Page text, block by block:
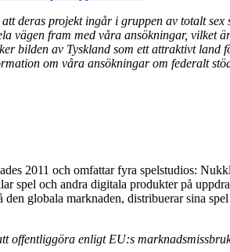
deras projekt ingår i gruppen av totalt
vägen fram med våra ansökningar,
bilden av Tyskland som ett attraktivt
om våra ansökningar om federalt
2011 och omfattar fyra spelstudios:
spel och andra digitala produkter på
globala marknaden, distribuerar sina
enligt EU:s